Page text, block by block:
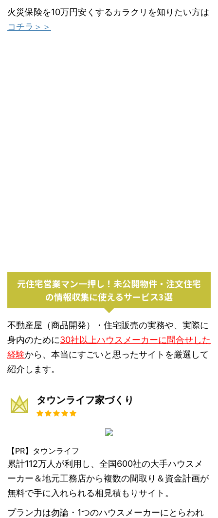
火災保険を10万円安くするカラクリを知りたい方は
コチラ＞＞
元住宅営業マン一押し！未公開物件・注文住宅
の情報収集に使えるサービス3選
不動産屋（商品開発）・住宅販売の実務や、実際に
身内のために30社以上ハウスメーカーに問合せした
経験から、本当にすごいと思ったサイトを厳選して
紹介します。
タウンライフ家づくり
【PR】タウンライフ
累計112万人が利用し、全国600社の大手ハウスメ
ーカー＆地元工務店から複数の間取り＆資金計画が
無料で手に入れられる相見積もりサイト。
プラン力は勿論・1つのハウスメーカーにとらわれ